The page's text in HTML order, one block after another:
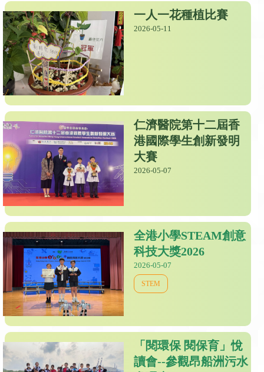
一人一花種植比賽
2026-05-11
仁濟醫院第十二屆香
港國際學生創新發明
大賽
2026-05-07
全港小學STEAM創意
科技大獎2026
2026-05-07
STEM
「閱環保 閱保育」悅
讀會--參觀昂船洲污水